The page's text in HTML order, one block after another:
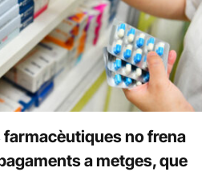
farmacèutiques no frena
a metges, que